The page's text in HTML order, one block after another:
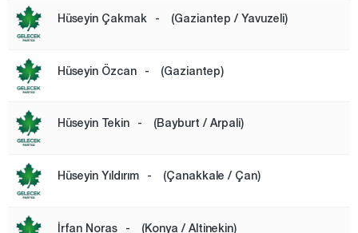
Hüseyin Çakmak - (Gaziantep / Yavuzeli)
Hüseyin Özcan - (Gaziantep)
Hüseyin Tekin - (Bayburt / Arpali)
Hüseyin Yıldırım - (Çanakkale / Çan)
İrfan Noras - (Konya / Altinekin)